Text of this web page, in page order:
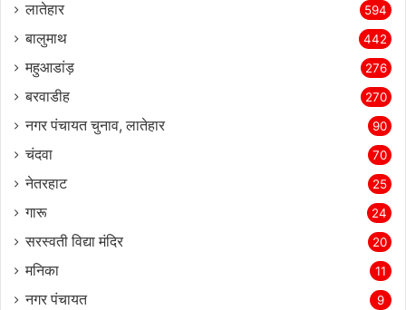
लातेहार 594
बालुमाथ 442
महुआडांड़ 276
बरवाडीह 270
नगर पंचायत चुनाव, लातेहार 90
चंदवा 70
नेतरहाट 25
गारू 24
सरस्‍वती विद्या मंदिर 20
मनिका 11
नगर पंचायत 9